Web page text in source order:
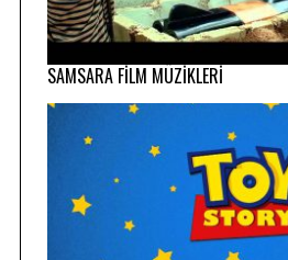
SAMSARA FİLM MÜZİKLERİ